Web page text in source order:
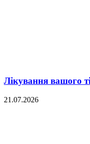
Лікування вашого
21.07.2026